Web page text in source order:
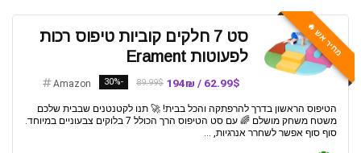
מחיר אש 🔥
סט 7 חלקים קוביות טיפוס רכות
לפעוטות Erament
62.99$ / 194₪
89.99$
-30%
Amazon
הטיפוס הראשון בדרך להרפתקה והכל בבית! 🚀 תנו לקטנטנים שבבית שלכם
משטח משחק מושלם 🌈 עם סט הטיפוס הרך הכולל 7 בלוקים צבעוניים במיוחד.
סוף סוף אפשר לשחרר אנרגיות, ...